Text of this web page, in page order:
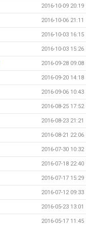
2016-10-09 20:19
2016-10-06 21:11
2016-10-03 16:15
2016-10-03 15:26
2016-09-28 09:08
2016-09-20 14:18
2016-09-06 10:43
2016-08-25 17:52
2016-08-23 21:21
2016-08-21 22:06
2016-07-30 10:32
2016-07-18 22:40
2016-07-17 15:29
2016-07-12 09:33
2016-05-23 13:01
2016-05-17 11:45